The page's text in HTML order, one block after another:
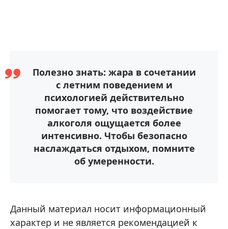
Полезно знать: жара в сочетании
с летним поведением и
психологией действительно
помогает тому, что воздействие
алкоголя ощущается более
интенсивно. Чтобы безопасно
наслаждаться отдыхом, помните
об умеренности.
Данный материал носит информационный
характер и не является рекомендацией к